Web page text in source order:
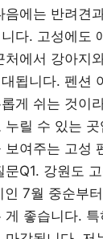
에는 반려견
다. 고성에도
처에서 강아지
됩니다. 펜션
게 쉬는 것이
누릴 수 있는
보여주는 고성
Q1. 강원도
인 7월 중순부
게 좋습니다.